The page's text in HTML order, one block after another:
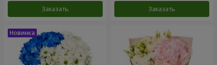
Заказать Заказать